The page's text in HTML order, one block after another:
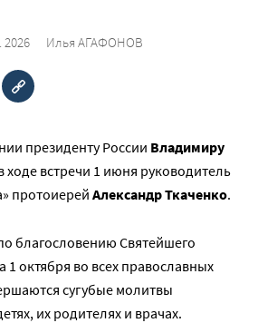
Илья АГАФОНОВ
президенту России Владимиру
ходе встречи 1 июня руководитель
протоиерей Александр Ткаченко.
благословению Святейшего
1 октября во всех православных
сугубые молитвы
их родителях и врачах.